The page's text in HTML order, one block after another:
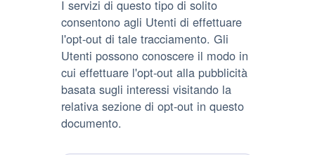
I servizi di questo tipo di solito
consentono agli Utenti di effettuare
l'opt-out di tale tracciamento. Gli
Utenti possono conoscere il modo in
cui effettuare l'opt-out alla pubblicità
basata sugli interessi visitando la
relativa sezione di opt-out in questo
documento.